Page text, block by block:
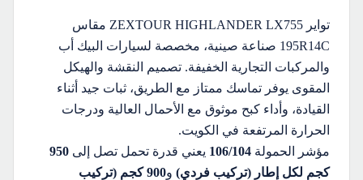
تواير ZEXTOUR HIGHLANDER LX755 مقاس
195R14C صناعة صينية، مخصصة لسيارات البيك أب
والمركبات التجارية الخفيفة. تصميم النقشة والهيكل
المقوى يوفر تماسك ممتاز مع الطريق، ثبات جيد أثناء
القيادة، وأداء كبح موثوق مع الأحمال العالية ودرجات
الحرارة المرتفعة في الكويت.
مؤشر الحمولة 106/104 يعني قدرة تحمل تصل إلى 950
كجم لكل إطار (تركيب فردي) و
900 كجم (تركيب